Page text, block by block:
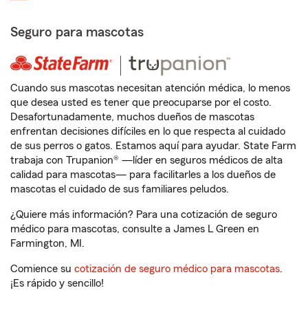
Seguro para mascotas
Cuando sus mascotas necesitan atención médica, lo menos
que desea usted es tener que preocuparse por el costo.
Desafortunadamente, muchos dueños de mascotas
enfrentan decisiones difíciles en lo que respecta al cuidado
de sus perros o gatos. Estamos aquí para ayudar. State Farm
trabaja con Trupanion® —líder en seguros médicos de alta
calidad para mascotas— para facilitarles a los dueños de
mascotas el cuidado de sus familiares peludos.
¿Quiere más información? Para una cotización de seguro
médico para mascotas, consulte a James L Green en
Farmington, MI.
Comience su cotización de seguro médico para mascotas.
¡Es rápido y sencillo!